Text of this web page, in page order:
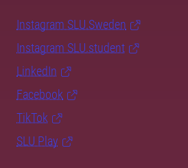
Instagram SLU.Sweden
Instagram SLU.student
LinkedIn
Facebook
TikTok
SLU Play